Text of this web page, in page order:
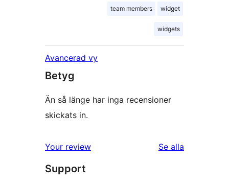
team members widget
widgets
Avancerad vy
Betyg
Än så länge har inga recensioner
skickats in.
Your review Se alla
Support